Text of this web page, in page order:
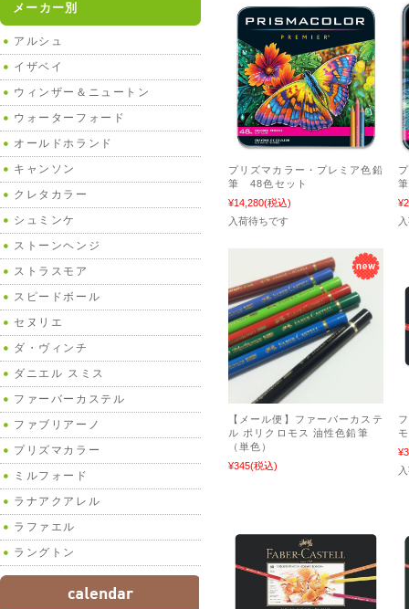
プリズマカラー・プレミア色鉛
筆 48色セット
¥14,280(税込)
入荷待ちです
【メール便】ファーバーカステ
ル ポリクロモス 油性色鉛筆
（単色）
¥345(税込)
メーカー別
アルシュ
イザベイ
ウィンザー＆ニュートン
ウォーターフォード
オールドホランド
キャンソン
クレタカラー
シュミンケ
ストーンヘンジ
ストラスモア
スピードボール
セヌリエ
ダ・ヴィンチ
ダニエル スミス
ファーバーカステル
ファブリアーノ
プリズマカラー
ミルフォード
ラナアクアレル
ラファエル
ラングトン